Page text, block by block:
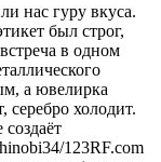
нас гуру вкуса.
был строг,
в одном
а ювелирка
холодит.
123RF.com